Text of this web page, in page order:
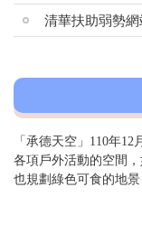
清華扶助弱勢網
「承德天空」110年
各項戶外活動的空間
也規劃綠色可食的地